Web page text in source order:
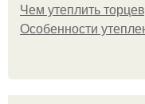
Чем утеплить
Особенности